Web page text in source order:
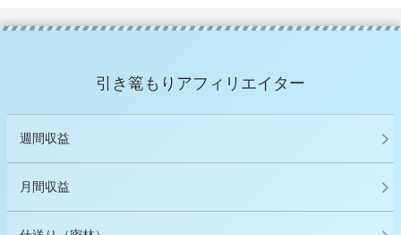
引き篭もりアフィリエイター
週間収益
月間収益